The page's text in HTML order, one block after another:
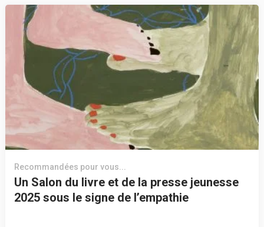
Recommandées pour vous...
Un Salon du livre et de la presse jeunesse
2025 sous le signe de l’empathie